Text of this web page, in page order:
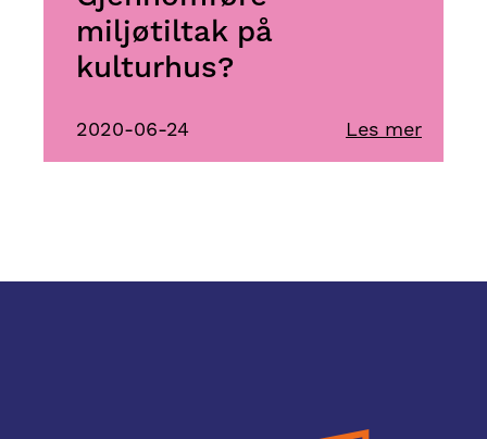
miljøtiltak på
kulturhus?
2020-06-24 Les mer